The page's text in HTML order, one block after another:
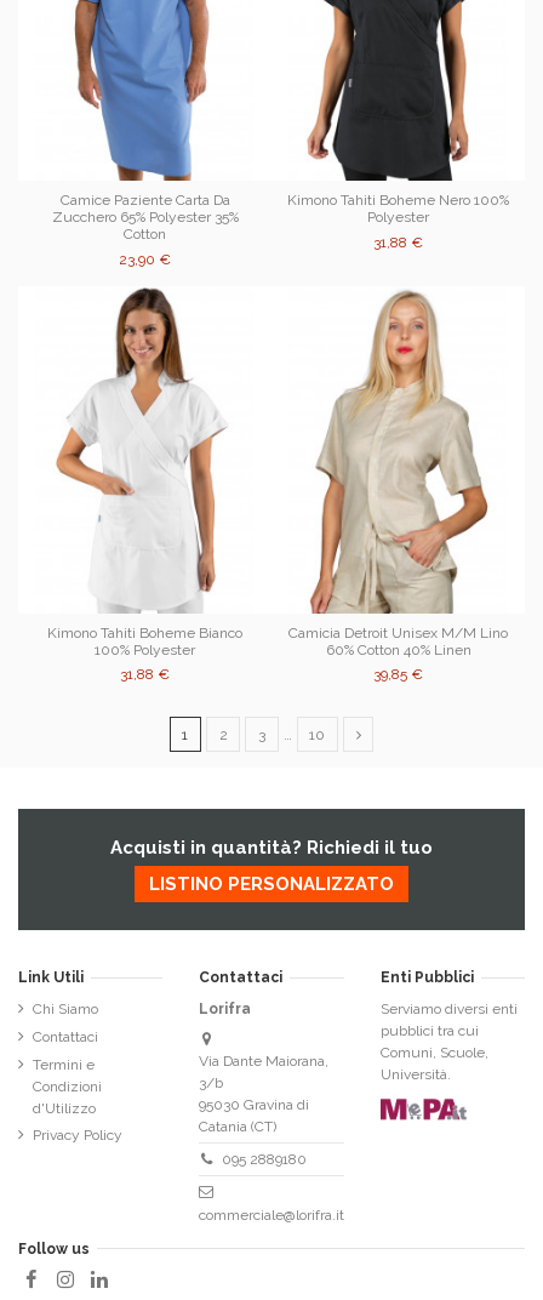
Camice Paziente Carta Da
Zucchero 65% Polyester 35%
Cotton
23,90 €
Kimono Tahiti Boheme Nero 100%
Polyester
31,88 €
Kimono Tahiti Boheme Bianco
100% Polyester
31,88 €
Camicia Detroit Unisex M/M Lino
60% Cotton 40% Linen
39,85 €
1 2 3 10
Acquisti in quantità? Richiedi il tuo
LISTINO PERSONALIZZATO
Link Utili
Chi Siamo
Contattaci
Termini e
Condizioni
d'Utilizzo
Privacy Policy
Contattaci
Lorifra
Via Dante Maiorana,
3/b
95030 Gravina di
Catania (CT)
095 2889180
commerciale@lorifra.it
Enti Pubblici
Serviamo diversi enti
pubblici tra cui
Comuni, Scuole,
Università.
Follow us